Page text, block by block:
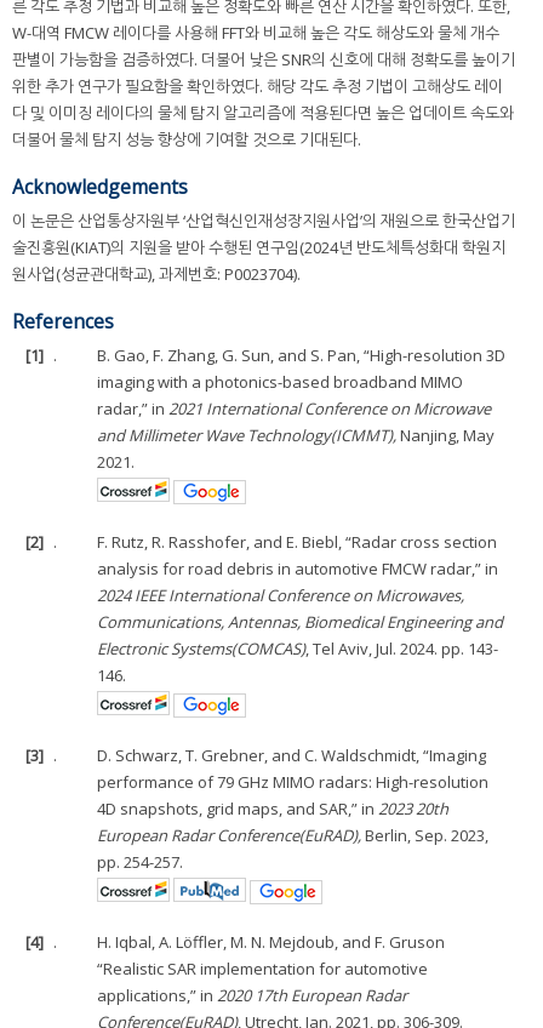
른 각도 추정 기법과 비교해 높은 정확도와 빠른 연산 시간을 확인하였다. 또한,
W-대역 FMCW 레이다를 사용해 FFT와 비교해 높은 각도 해상도와 물체 개수
판별이 가능함을 검증하였다. 더불어 낮은 SNR의 신호에 대해 정확도를 높이기
위한 추가 연구가 필요함을 확인하였다. 해당 각도 추정 기법이 고해상도 레이
다 및 이미징 레이다의 물체 탐지 알고리즘에 적용된다면 높은 업데이트 속도와
더불어 물체 탐지 성능 향상에 기여할 것으로 기대된다.
Acknowledgements
이 논문은 산업통상자원부 ‘산업혁신인재성장지원사업’의 재원으로 한국산업기
술진흥원(KIAT)의 지원을 받아 수행된 연구임(2024년 반도체특성화대 학원지
원사업(성균관대학교), 과제번호: P0023704).
References
[1] .
B. Gao, F. Zhang, G. Sun, and S. Pan, “High-resolution 3D
imaging with a photonics-based broadband MIMO
radar,” in2021 International Conference on Microwave
and Millimeter Wave Technology(ICMMT),Nanjing, May
2021.
[2] .
F. Rutz, R. Rasshofer, and E. Biebl, “Radar cross section
analysis for road debris in automotive FMCW radar,” in
2024 IEEE International Conference on Microwaves,
Communications, Antennas, Biomedical Engineering and
Electronic Systems(COMCAS), Tel Aviv, Jul. 2024. pp. 143-
146.
[3] .
D. Schwarz, T. Grebner, and C. Waldschmidt, “Imaging
performance of 79 GHz MIMO radars: High-resolution
4D snapshots, grid maps, and SAR,” in2023 20th
European Radar Conference(EuRAD),Berlin, Sep. 2023,
pp. 254-257.
[4] .
H. Iqbal, A. Löffler, M. N. Mejdoub, and F. Gruson
“Realistic SAR implementation for automotive
applications,” in2020 17th European Radar
Conference(EuRAD), Utrecht, Jan. 2021, pp. 306-309.